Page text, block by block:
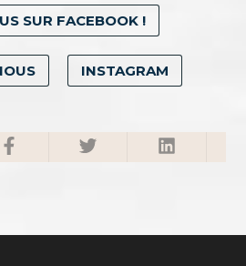
SUR FACEBOOK !
INSTAGRAM